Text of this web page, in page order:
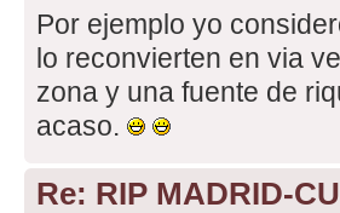
Por ejemplo yo
lo reconvierten en via
zona y una fuente de
acaso.
Re: RIP MADRID-